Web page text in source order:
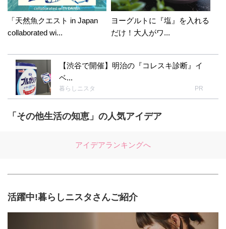
「天然魚クエスト in Japan
collaborated wi...
ヨーグルトに『塩』を入れる
だけ！大人がワ...
【渋谷で開催】明治の『コレスキ診断』イ
ベ...
暮らしニスタ PR
「その他生活の知恵」の人気アイデア
アイデアランキングへ
活躍中!暮らしニスタさんご紹介